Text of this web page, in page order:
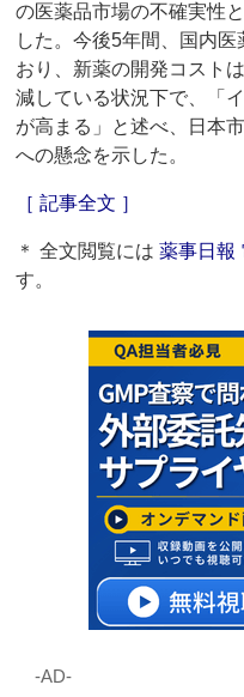
の医薬品市場の不確実性
した。今後5年間、国内
おり、新薬の開発コスト
減している状況下で、「
が高まる」と述べ、日本
への懸念を示した。
［ 記事全文 ］
＊ 全文閲覧には薬事日報
す。
‐AD‐